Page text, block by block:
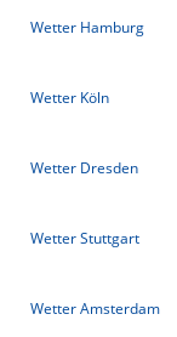
Wetter Hamburg
Wetter Köln
Wetter Dresden
Wetter Stuttgart
Wetter Amsterdam